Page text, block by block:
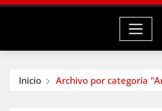
Inicio Archivo por categoría